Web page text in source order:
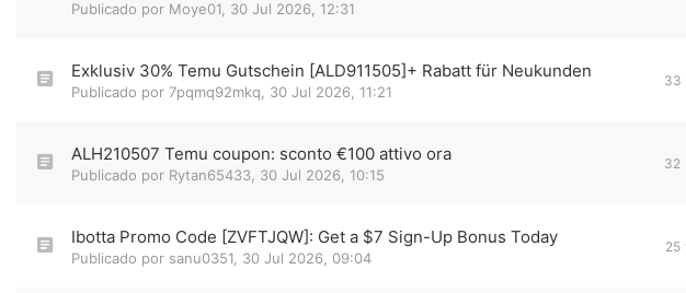
Publicado por Moye01 30 Jul 2026, 12:31
Exklusiv 30% Temu Gutschein [ALD911505]+ Rabatt für Neukunden
Publicado por 7pqmq92mkq 30 Jul 2026, 11:21
33
ALH210507 Temu coupon: sconto €100 attivo ora
Publicado por Rytan65433 30 Jul 2026, 10:15
32
Ibotta Promo Code [ZVFTJQW]: Get a $7 Sign-Up Bonus Today
Publicado por sanu0351 30 Jul 2026, 09:04
25